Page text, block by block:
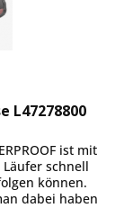
L47278800
ist mit
schnell
können.
dabei haben